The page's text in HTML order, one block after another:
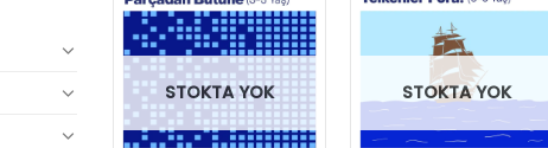
STOKTA YOK STOKTA YOK